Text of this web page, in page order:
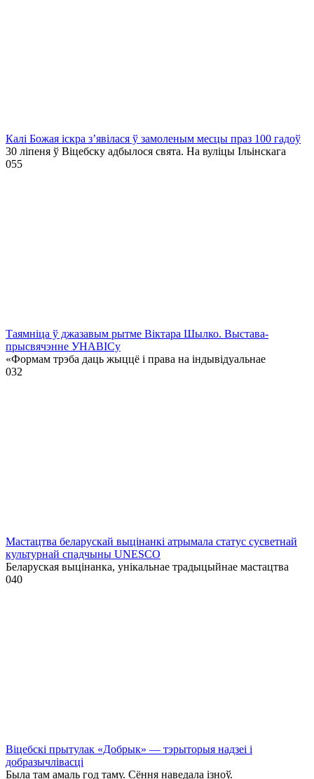
Калі Божая іскра з’явілася ў замоленым месцы праз 100 гадоў
30 ліпеня ў Віцебску адбылося свята. На вуліцы Ільінскага
055
Таямніца ў джазавым рытме Віктара Шылко. Выстава-
прысвячэнне УНАВІСу
«Формам трэба даць жыццё і права на індывідуальнае
032
Мастацтва беларускай выцінанкі атрымала статус сусветнай
культурнай спадчыны UNESCO
Беларуская выцінанка, унікальнае традыцыйнае мастацтва
040
Віцебскі прытулак «‎Добрык»‎ — тэрыторыя надзеі і
добразычлівасці
Была там амаль год таму. Сёння наведала ізноў.